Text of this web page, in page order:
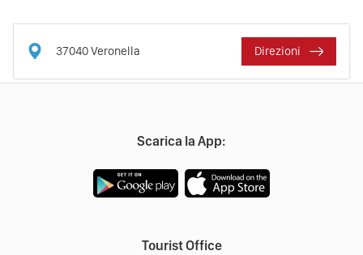
37040Veronella Direzioni
Scarica la App:
Tourist Office